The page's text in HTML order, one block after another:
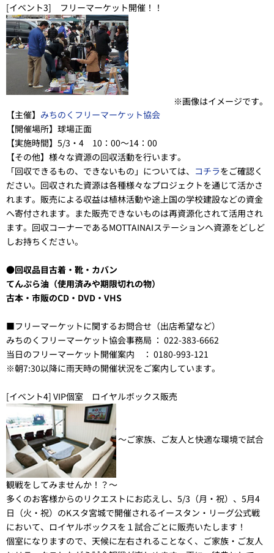
[イベント3] フリーマーケット開催！！
※画像はイメージです。
【主催】 みちのくフリーマーケット協会
【開催場所】 球場正面
【実施時間】 5/3・4 10：00～14：00
【その他】 様々な資源の回収活動を行います。
「回収できるもの、できないもの」については、 コチラをご確認く
ださい。回収された資源は各種様々なプロジェクトを通じて活かさ
れます。販売による収益は植林活動や途上国の学校建設などの資金
へ寄付されます。また販売できないものは再資源化されて活用され
ます。回収コーナーであるMOTTAINAIステーションへ資源をどしど
しお持ちください。
●回収品目古着・靴・カバン
てんぷら油（使用済みや期限切れの物）
古本・市販のCD・DVD・VHS
■フリーマーケットに関するお問合せ（出店希望など）
みちのくフリーマーケット協会事務局 ： 022-383-6662
当日のフリーマーケット開催案内 ： 0180-993-121
※朝7:30以降に雨天時の開催状況をご案内しています。
[イベント4] VIP個室 ロイヤルボックス販売
～ご家族、ご友人と快適な環境で試合
観戦をしてみませんか！？～
多くのお客様からのリクエストにお応えし、5/3（月・祝）、5月4
日（火・祝）のKスタ宮城で開催されるイースタン・リーグ公式戦
において、ロイヤルボックスを１試合ごとに販売いたします！
個室になりますので、天候に左右されることなく、ご家族・ご友人